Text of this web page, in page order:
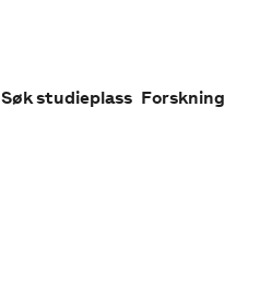
Søk studieplass Forskning